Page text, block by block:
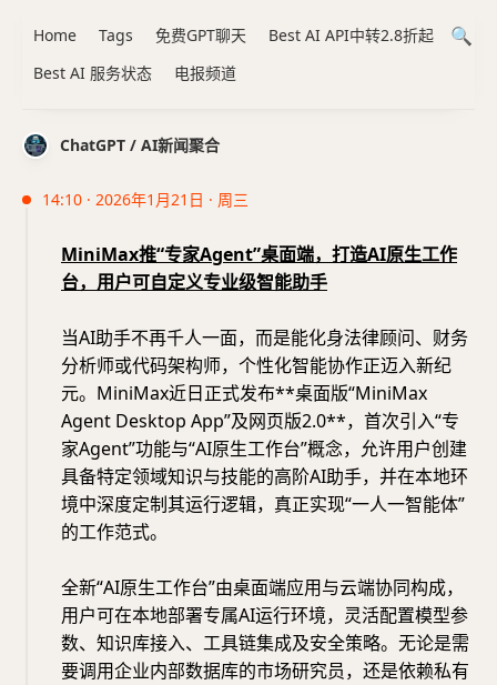
ChatGPT / AI新闻聚合
14:10 · 2026年1月21日 · 周三
MiniMax推“专家Agent”桌面端，打造AI原生工作
台，用户可自定义专业级智能助手
当AI助手不再千人一面，而是能化身法律顾问、财务
分析师或代码架构师，个性化智能协作正迈入新纪
元。MiniMax近日正式发布**桌面版“MiniMax
Agent Desktop App”及网页版2.0**，首次引入“专
家Agent”功能与“AI原生工作台”概念，允许用户创建
具备特定领域知识与技能的高阶AI助手，并在本地环
境中深度定制其运行逻辑，真正实现“一人一智能体”
的工作范式。
全新“AI原生工作台”由桌面端应用与云端协同构成，
用户可在本地部署专属AI运行环境，灵活配置模型参
数、知识库接入、工具链集成及安全策略。无论是需
要调用企业内部数据库的市场研究员，还是依赖私有
Home Tags 免费GPT聊天
Best AI API中转2.8折起
Best AI 服务状态
电报频道